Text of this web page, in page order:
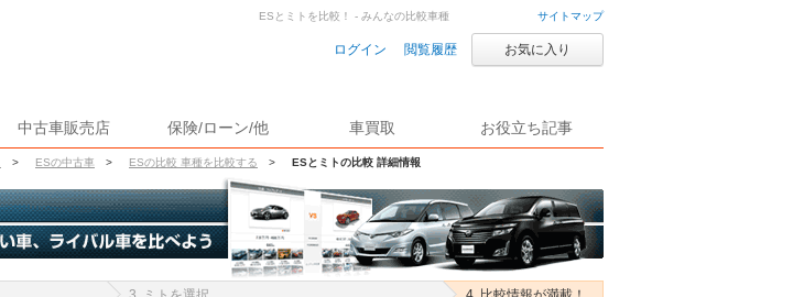
サイトマップ
ログイン 閲覧履歴 お気に入り
中古車販売店 保険/ローン/他 車買取 お役立ち記事
> ESの中古車 > ESの比較 車種を比較する > ESとミトの比較 詳細情報
ESとミトを比較！ - みんなの比較車種